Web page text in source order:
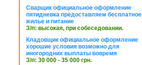
Сварщик официальное оформление
пятидневка предоставляем бесплатное
жилье и питание
З/п: высокая, при собеседовании.
Кладовщик официальное оформление
хорошие условия возможно для
иногородних выплаты вовремя
З/п: 30 000 - 35 000 грн.